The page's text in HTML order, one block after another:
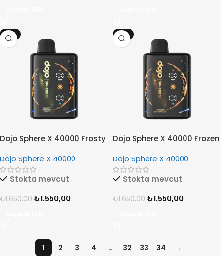
-6%
Dojo Sphere X 40000 Frosty
Dojo Sphere X 40000
Stokta mevcut
₺1.650,00 ₺1.550,00
-6%
Dojo Sphere X 40000 Frozen
Dojo Sphere X 40000
Stokta mevcut
₺1.650,00 ₺1.550,00
1 2 3 4 … 32 33 34 →